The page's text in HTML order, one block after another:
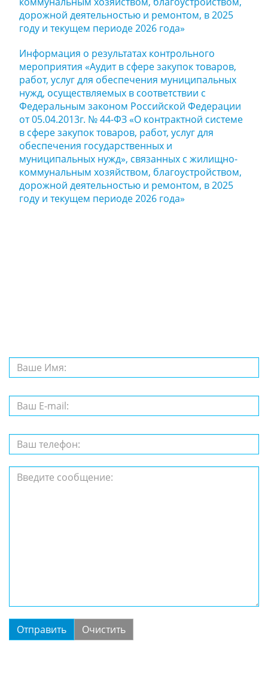
дорожной деятельностью и ремонтом, в 2025
году и текущем периоде 2026 года»
Информация о результатах контрольного
мероприятия «Аудит в сфере закупок товаров,
работ, услуг для обеспечения муниципальных
нужд, осуществляемых в соответствии с
Федеральным законом Российской Федерации
от 05.04.2013г. № 44-ФЗ «О контрактной системе
в сфере закупок товаров, работ, услуг для
обеспечения государственных и
муниципальных нужд», связанных с жилищно-
коммунальным хозяйством, благоустройством,
дорожной деятельностью и ремонтом, в 2025
году и текущем периоде 2026 года»